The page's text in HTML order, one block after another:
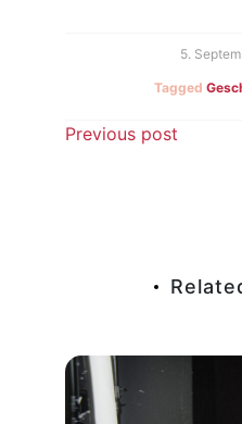
5.
Tagged
Previous post